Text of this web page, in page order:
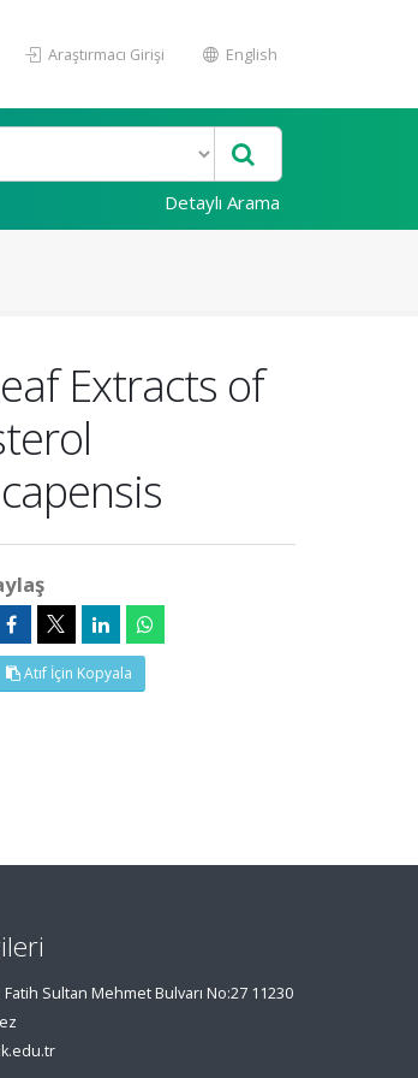
Araştırmacı Girişi English
Detaylı Arama
Extracts of
Atıf İçin Kopyala
Sultan Mehmet Bulvarı No:27 11230